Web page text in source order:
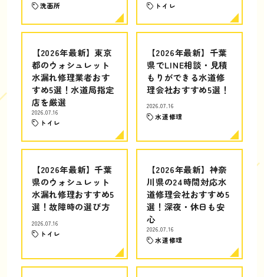
洗面所 トイレ
【2026年最新】東京
都のウォシュレット
水漏れ修理業者おす
すめ5選！水道局指定
店を厳選
2026.07.16
トイレ
【2026年最新】千葉
県でLINE相談・見積
もりができる水道修
理会社おすすめ5選！
2026.07.16
水道修理
【2026年最新】千葉
県のウォシュレット
水漏れ修理おすすめ5
選！故障時の選び方
2026.07.16
トイレ
【2026年最新】神奈
川県の24時間対応水
道修理会社おすすめ5
選！深夜・休日も安
心
2026.07.16
水道修理